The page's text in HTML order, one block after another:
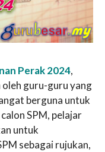
Perak 2024,
oleh guru-guru yang
berguna untuk
SPM, pelajar
untuk
sebagai rujukan,